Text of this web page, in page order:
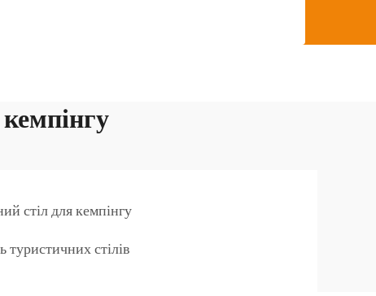
кемпінгу
стіл для кемпінгу
туристичних стілів